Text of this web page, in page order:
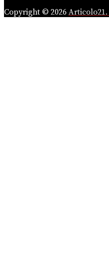
Copyright © 2026 Articolo21.